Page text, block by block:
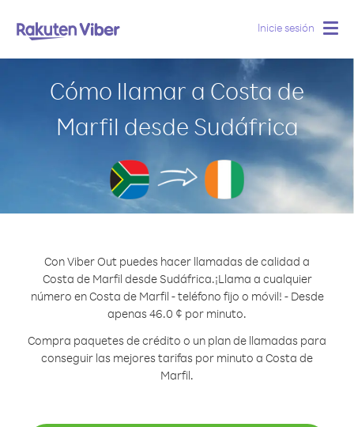
Inicie sesión
Cómo llamar a Costa de
Marfil desde Sudáfrica
Con Viber Out puedes hacer llamadas de calidad a
Costa de Marfil desde Sudáfrica.¡Llama a cualquier
número en Costa de Marfil - teléfono fijo o móvil! - Desde
apenas 46.0 ¢ por minuto.
Compra paquetes de crédito o un plan de llamadas para
conseguir las mejores tarifas por minuto a Costa de
Marfil.